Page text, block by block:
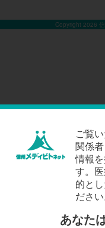
Copyright 2026
ご覧
関係
情報
す。
的と
ださ
あなた